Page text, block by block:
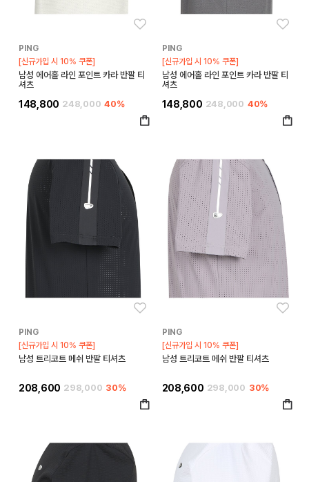
PING
[신규가입 시 10% 쿠폰]
남성 에어홀 라인 포인트 카라 반팔 티
셔츠
148,800 248,000 40%
PING
[신규가입 시 10% 쿠폰]
남성 에어홀 라인 포인트 카라 반팔 티
셔츠
148,800 248,000 40%
PING
[신규가입 시 10% 쿠폰]
남성 트리코트 메쉬 반팔 티셔츠
208,600 298,000 30%
PING
[신규가입 시 10% 쿠폰]
남성 트리코트 메쉬 반팔 티셔츠
208,600 298,000 30%